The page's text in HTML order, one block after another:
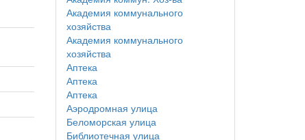
Академия коммунального
хозяйства
Академия коммунального
хозяйства
Аптека
Аптека
Аптека
Аэродромная улица
Беломорская улица
Библиотечная улица